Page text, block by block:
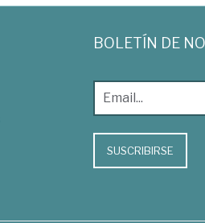
BOLETÍN DE
SUSCRIBIRSE